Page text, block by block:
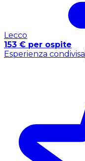
Lecco
153 € per ospite
Esperienza condivisa